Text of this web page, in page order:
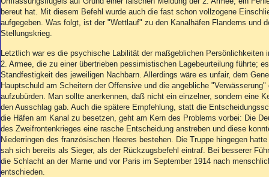
bereut hat. Mit diesem Befehl wurde auch die fast schon vollzogene
aufgegeben. Was folgt, ist der "Wettlauf" zu den Kanalhäfen Flanderns und
Stellungskrieg.
Letztlich war es die psychische Labilität der maßgeblichen Persönlichkeiten
2. Armee, die zu einer übertrieben pessimistischen Lagebeurteilung führte;
Standfestigkeit des jeweiligen Nachbarn. Allerdings wäre es unfair, dem
Hauptschuld am Scheitern der Offensive und die angebliche
aufzubürden. Man sollte anerkennen, daß nicht ein einzelner, sondern eine
den Ausschlag gab. Auch die spätere Empfehlung, statt die
die Häfen am Kanal zu besetzen, geht am Kern des Problems vorbei: Die
des Zweifrontenkrieges eine rasche Entscheidung anstreben und diese
Niederringen des französischen Heeres bestehen. Die Truppe hingegen
sah sich bereits als Sieger, als der Rückzugsbefehl eintraf. Bei besserer
die Schlacht an der Marne und vor Paris im September 1914 nach
entschieden.